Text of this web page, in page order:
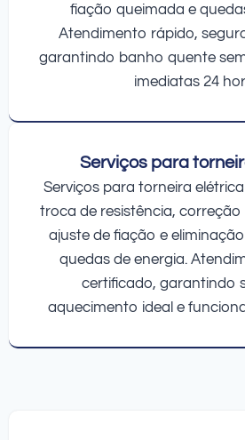
fiação queimada e
Atendimento rápido,
garantindo banho quente
imediatas 24
Serviços para
Serviços para torneira
troca de resistência,
ajuste de fiação e
quedas de energia.
certificado, garantindo
aquecimento ideal e